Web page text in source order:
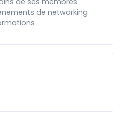
de networking